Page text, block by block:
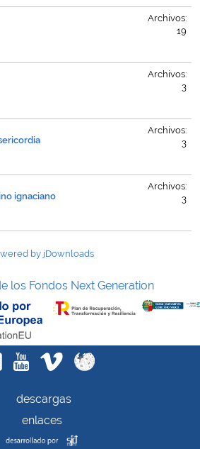
Archivos:
19
Archivos:
3
Archivos:
3
ignaciano
Archivos:
3
by jDownloads
los Fondos Next Generation
descargas
enlaces